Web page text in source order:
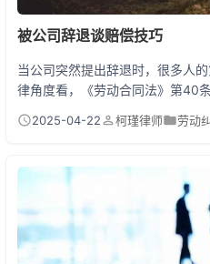
被公司辞退谈赔偿技巧
当公司突然提出辞退时，很多人
律角度看，《劳动合同法》第40
不能胜任工作+培训/调岗后仍不
资）。即使合法解除，也必须支
2025-04-22 柯瑾律师 劳动